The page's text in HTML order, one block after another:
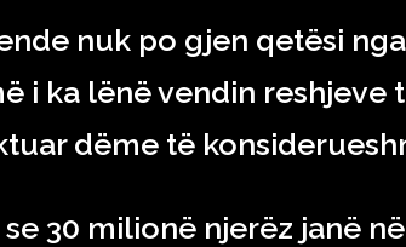
nuk po gjen qetësi
i ka lënë vendin
dëme të
30 milionë njerëz janë